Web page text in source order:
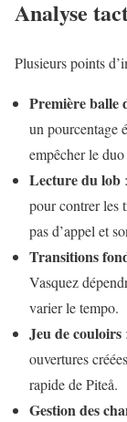
Analyse
Plusieurs points
Première balle
un pourcentage
empêcher le
Lecture du lob
pour contrer les
pas d’appel et
Transitions
Vasquez
varier le tempo.
Jeu de couloirs
ouvertures
rapide de Piteå.
Gestion des